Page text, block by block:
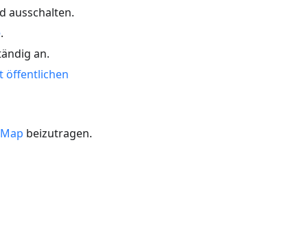
ausschalten.
.
an.
öffentlichen
beizutragen.